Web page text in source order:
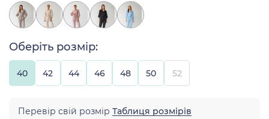
Оберіть розмір:
40 42 44 46 48 50 52
Перевір свій розмір Таблиця розмірів